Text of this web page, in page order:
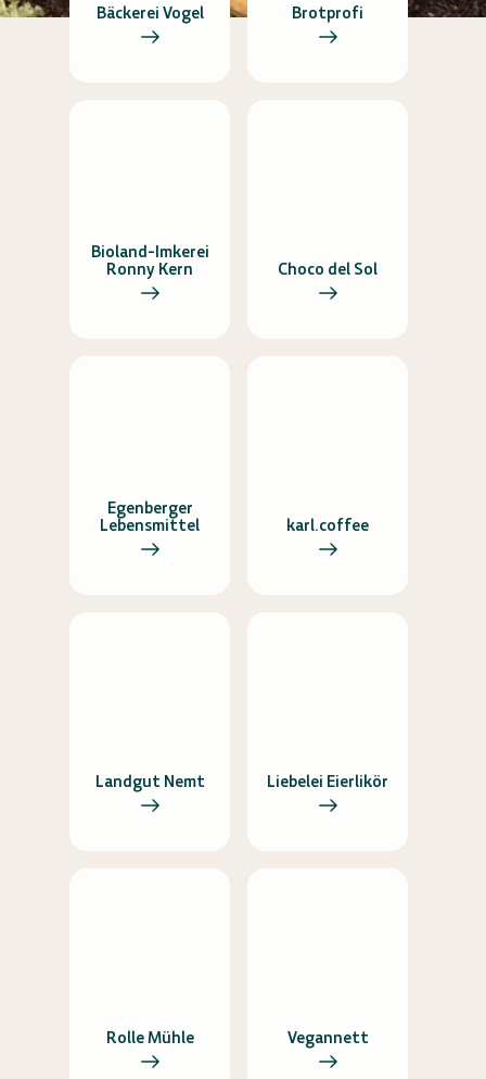
Bäckerei Vogel Brotprofi
Bioland-Imkerei
Ronny Kern
Choco del Sol
Egenberger
Lebensmittel
karl.coffee
Landgut Nemt Liebelei Eierlikör
Rolle Mühle Vegannett